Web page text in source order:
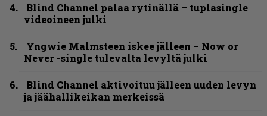
Blind Channel palaa rytinällä – tuplasingle
videoineen julki
Yngwie Malmsteen iskee jälleen – Now or
Never -single tulevalta levyltä julki
Blind Channel aktivoituu jälleen uuden levyn
ja jäähallikeikan merkeissä